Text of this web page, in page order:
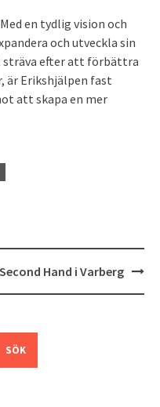
en tydlig vision och
och utveckla sin
sträva efter att förbättra
är Erikshjälpen fast
att skapa en mer
Second Hand i Varberg
SÖK